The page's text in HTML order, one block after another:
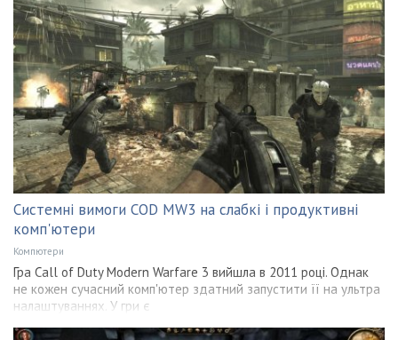
Системні вимоги COD MW3 на слабкі і продуктивні
комп'ютери
Компютери
Гра Call of Duty Modern Warfare 3 вийшла в 2011 році. Однак
не кожен сучасний комп'ютер здатний запустити її на ультра
налаштуваннях. У гри є